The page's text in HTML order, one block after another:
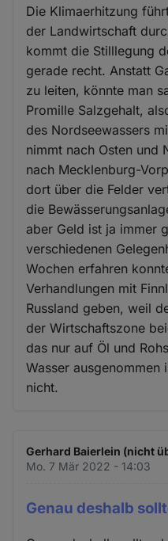
Die Klimaerhitzung
der Landwirtschaft
kommt die Stilllegung
gerade recht. Anstatt
zu leiten, könnte man
Promille Salzgehalt,
des Nordseewassers
nimmt nach Osten und
nach Mecklenburg-
dort über die Felder
die
aber Geld ist ja immer
verschiedenen
Wochen erfahren
Verhandlungen mit
Russland geben, weil
der Wirtschaftszone
das nur auf Öl und
Wasser
nicht.
Gerhard Baierlein (nicht
Mo. 7 Mär 2022 - 14:03
Genau deshalb